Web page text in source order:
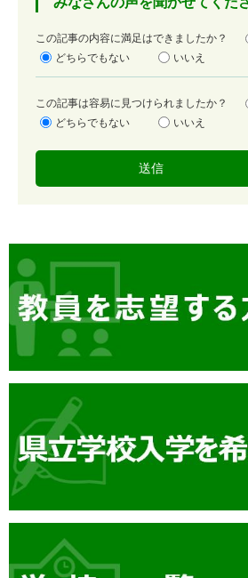
満
足
この記事の内容に満足はできましたか？
どちらでもない
いいえ
容
易
この記事は容易に見つけられましたか？
どちらでもない
いいえ